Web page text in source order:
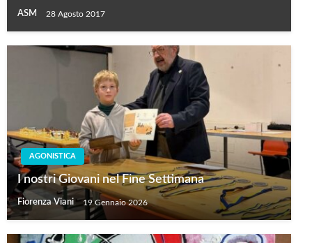
ASM 28 Agosto 2017
AGONISTICA
I nostri Giovani nel Fine Settimana
Fiorenza Viani 19 Gennaio 2026